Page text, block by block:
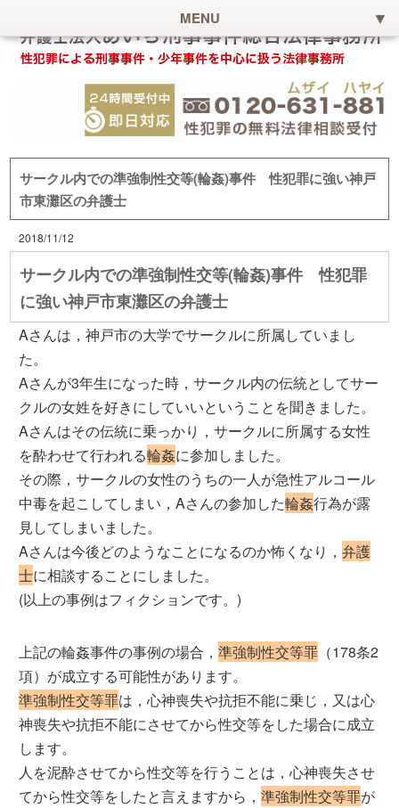
MENU
サークル内での準強制性交等(輪姦)事件 性犯罪に強い神戸
市東灘区の弁護士
2018/11/12
サークル内での準強制性交等(輪姦)事件 性犯罪
に強い神戸市東灘区の弁護士
Aさんは，神戸市の大学でサークルに所属していまし
た。
Aさんが3年生になった時，サークル内の伝統としてサー
クルの女姓を好きにしていいということを聞きました。
Aさんはその伝統に乗っかり，サークルに所属する女性
を酔わせて行われる輪姦に参加しました。
その際，サークルの女性のうちの一人が急性アルコール
中毒を起こしてしまい，Aさんの参加した輪姦行為が露
見してしまいました。
Aさんは今後どのようなことになるのか怖くなり，弁護
士に相談することにしました。
(以上の事例はフィクションです。)
上記の輪姦事件の事例の場合，準強制性交等罪 （178条2
項）が成立する可能性があります。
準強制性交等罪は，心神喪失や抗拒不能に乗じ，又は心
神喪失や抗拒不能にさせてから性交等をした場合に成立
します。
人を泥酔させてから性交等を行うことは，心神喪失させ
てから性交等をしたと言えますから，準強制性交等罪が